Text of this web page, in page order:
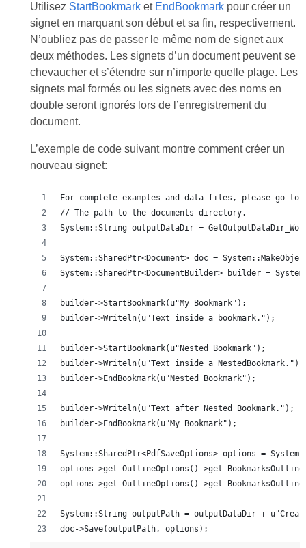
Utilisez StartBookmarket EndBookmarkpour créer un
signet en marquant son début et sa fin, respectivement.
N’oubliez pas de passer le même nom de signet aux
deux méthodes. Les signets d’un document peuvent se
chevaucher et s’étendre sur n’importe quelle plage. Les
signets mal formés ou les signets avec des noms en
double seront ignorés lors de l’enregistrement du
document.
L’exemple de code suivant montre comment créer un
nouveau signet:
For complete examples and data files, please go to
// The path to the documents directory.
System::String outputDataDir =
System::SharedPtr<Document> doc =
System::SharedPtr<DocumentBuilder> builder =
builder->StartBookmark(u"My Bookmark");
builder->Writeln(u"Text inside a bookmark.");
builder->StartBookmark(u"Nested Bookmark");
builder->Writeln(u"Text inside a NestedBookmark.");
builder->EndBookmark(u"Nested Bookmark");
builder->Writeln(u"Text after Nested Bookmark.");
builder->EndBookmark(u"My Bookmark");
System::SharedPtr<PdfSaveOptions> options =
options->get_OutlineOptions()-
options->get_OutlineOptions()-
System::String outputPath = outputDataDir +
doc->Save(outputPath, options);